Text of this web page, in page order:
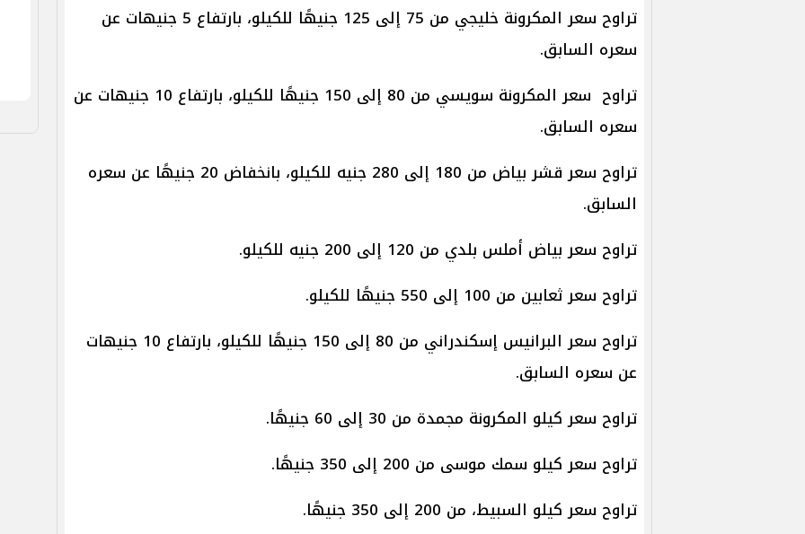
تراوح سعر المكرونة خليجي من 75 إلى 125 جنيهًا للكيلو، بارتفاع 5 جنيهات عن
سعره السابق.
تراوح سعر المكرونة سويسي من 80 إلى 150 جنيهًا للكيلو، بارتفاع 10 جنيهات عن
سعره السابق.
تراوح سعر قشر بياض من 180 إلى 280 جنيه للكيلو، بانخفاض 20 جنيهًا عن سعره
السابق.
تراوح سعر بياض أملس بلدي من 120 إلى 200 جنيه للكيلو.
تراوح سعر ثعابين من 100 إلى 550 جنيهًا للكيلو.
تراوح سعر البرانيس إسكندراني من 80 إلى 150 جنيهًا للكيلو، بارتفاع 10 جنيهات
عن سعره السابق.
تراوح سعر كيلو المكرونة مجمدة من 30 إلى 60 جنيهًا.
تراوح سعر كيلو سمك موسى من 200 إلى 350 جنيهًا.
تراوح سعر كيلو السبيط، من 200 إلى 350 جنيهًا.